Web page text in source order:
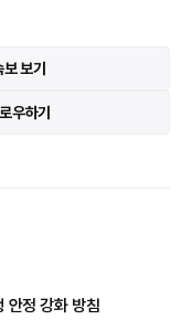
보기
우하기
안정 강화 방침